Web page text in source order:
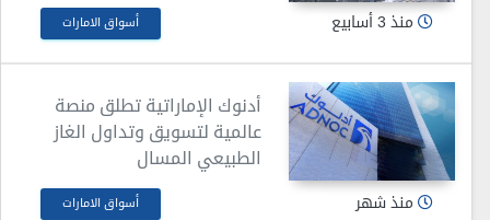
منذ 3 أسابيع أسواق الامارات
أدنوك الإماراتية تطلق منصة
عالمية لتسويق وتداول الغاز
الطبيعي المسال
منذ شهر أسواق الامارات